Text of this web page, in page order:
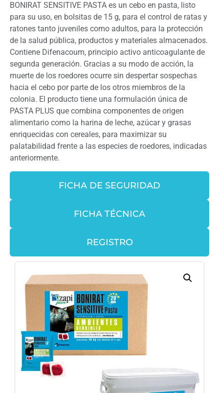
BONIRAT SENSITIVE PASTA es un cebo en pasta, listo
para su uso, en bolsitas de 15 g, para el control de ratas y
ratones tanto juveniles como adultos, para la protección
de la salud pública, productos y materiales almacenados.
Contiene Difenacoum, principio activo anticoagulante de
segunda generación. Gracias a su modo de acción, la
muerte de los roedores ocurre sin despertar sospechas
hacia el cebo por parte de los otros miembros de la
colonia. El producto tiene una formulación única de
PASTA PLUS que combina componentes de origen
alimentario como la harina de leche, azúcar y grasas
enriquecidas con cereales, para maximizar su
palatabilidad frente a las especies de roedores, indicadas
anteriormente.
FICHA DE SEGURIDAD
FICHA TÉCNICA
REGISTRO